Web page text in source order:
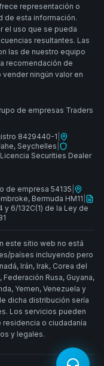
representación o
de esta información.
el uso que se pueda
resultantes. Las
las de nuestro equipo
recomendación de
ningún valor en
de empresas Traders
8429440-1
Seychelles
Licencia Securities Dealer
de empresa 54135
Bermuda HM11
y 6/132C(1) de la Ley de
este sitio web no está
países incluyendo pero
Irán, Irak, Corea del
Federación Rusa, Guyana,
Yemen, Venezuela y
dicha distribución sería
Los servicios pueden
o ciudadanía
y legales.